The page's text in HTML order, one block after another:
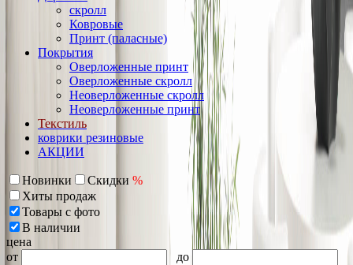
скролл
Ковровые
Принт (паласные)
Покрытия
Оверложенные принт
Оверложенные скролл
Неоверложенные скролл
Неоверложенные принт
Текстиль
коврики резиновые
АКЦИИ
Новинки Скидки %
Хиты продаж
Товары с фото
В наличии
цена
от
до